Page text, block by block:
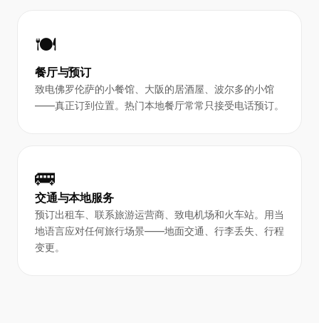
🍽️
餐厅与预订
致电佛罗伦萨的小餐馆、大阪的居酒屋、波尔多的小馆
——真正订到位置。热门本地餐厅常常只接受电话预订。
🚌
交通与本地服务
预订出租车、联系旅游运营商、致电机场和火车站。用当
地语言应对任何旅行场景——地面交通、行李丢失、行程
变更。